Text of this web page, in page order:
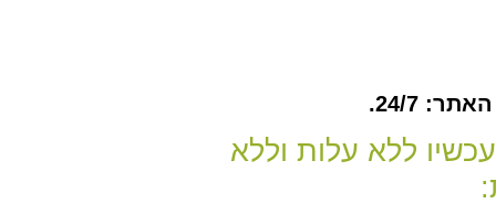
24/7.
ללא עלות וללא